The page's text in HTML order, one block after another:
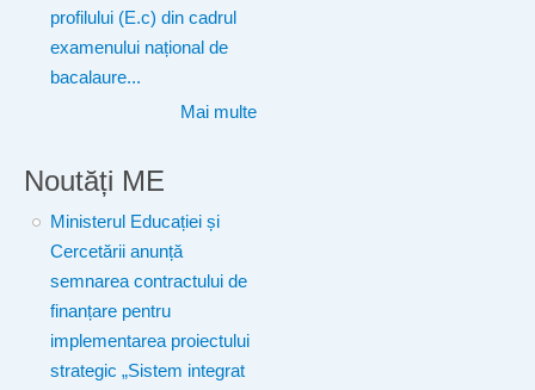
profilului (E.c) din cadrul
examenului național de
bacalaure...
Mai multe
Noutăți ME
Ministerul Educației și
Cercetării anunță
semnarea contractului de
finanțare pentru
implementarea proiectului
strategic „Sistem integrat